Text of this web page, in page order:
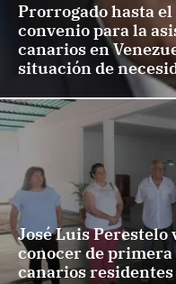
Prorrogado hasta
convenio para la
canarios en
situación de
José Luis Perestelo
conocer de
canarios residentes